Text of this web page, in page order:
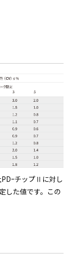
ｰチップⅡに対し
した値です。この